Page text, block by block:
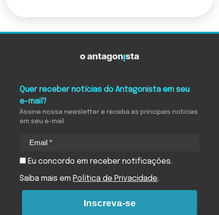
Quer receber notícias do Antagonista em seu
e-mail?
Assine nossa newsletter e receba as principais notícias
em seu e-mail
Eu concordo em receber notificações.
Saiba mais em Política de Privacidade.
Inscreva-se